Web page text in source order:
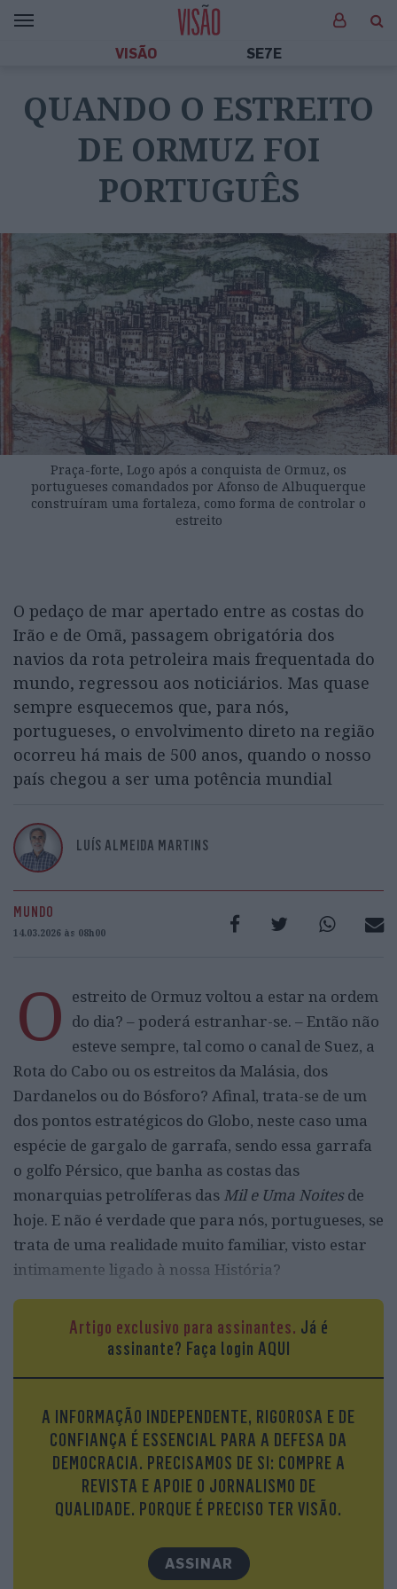
VISÃO SE7E
QUANDO O ESTREITO
DE ORMUZ FOI
PORTUGUÊS
Praça-forte, Logo após a conquista de Ormuz, os
portugueses comandados por Afonso de Albuquerque
construíram uma fortaleza, como forma de controlar o
estreito
O pedaço de mar apertado entre as costas do
Irão e de Omã, passagem obrigatória dos
navios da rota petroleira mais frequentada do
mundo, regressou aos noticiários. Mas quase
sempre esquecemos que, para nós,
portugueses, o envolvimento direto na região
ocorreu há mais de 500 anos, quando o nosso
país chegou a ser uma potência mundial
LUÍS ALMEIDA MARTINS
MUNDO
14.03.2026 às 08h00
O estreito de Ormuz voltou a estar na ordem
do dia? – poderá estranhar-se. – Então não
esteve sempre, tal como o canal de Suez, a
Rota do Cabo ou os estreitos da Malásia, dos
Dardanelos ou do Bósforo? Afinal, trata-se de um
dos pontos estratégicos do Globo, neste caso uma
espécie de gargalo de garrafa, sendo essa garrafa
o golfo Pérsico, que banha as costas das
monarquias petrolíferas das Mil e Uma Noites de
hoje. E não é verdade que para nós, portugueses, se
trata de uma realidade muito familiar, visto estar
intimamente ligado à nossa História?
Pelos vistos, se essa ligação direta existe, ela está
sofrer de falta de memória. E uma prova cabal de
que o ensino escolar é atualmente muito diferente
do que era noutros tempos é o facto de, na
televisão e na rádio, se ouvir às vezes, nestes
últimos dias, pronunciar a palavra “Ormuz” com
um “z” sibilante no final, como se fosse “Ormuze”.
Ora, em meados do século XX isto seria
praticamente impossível, visto que o topónimo
minimamente instruídos. Quando se aprendia “de
cor e salteado” a História de Portugal, não se
Artigo exclusivo para assinantes. Já é
assinante? Faça login AQUI
A INFORMAÇÃO INDEPENDENTE, RIGOROSA E DE
CONFIANÇA É ESSENCIAL PARA A DEFESA DA
DEMOCRACIA. PRECISAMOS DE SI: COMPRE A
REVISTA E APOIE O JORNALISMO DE
QUALIDADE. PORQUE É PRECISO TER VISÃO.
ASSINAR